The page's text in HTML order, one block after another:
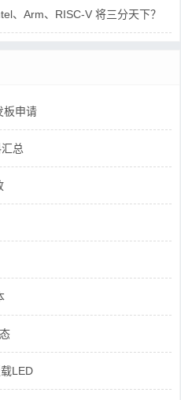
、Arm、RISC-V 将三分天下？
板申请
总
LED